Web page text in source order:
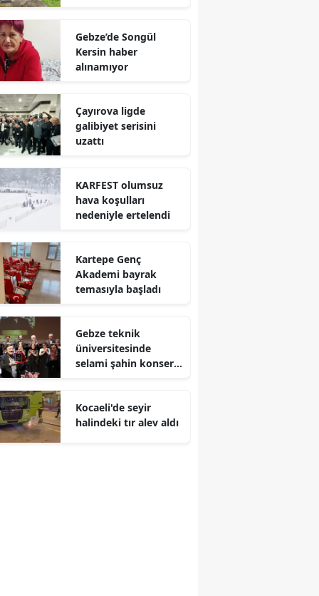
İzmir
Kars
Kayseri
Kırşehir
Kocaeli
Kütahya
Malatya
Manisa
Kahramanmaraş
Muğla
Gebze’de Songül
Kersin haber
alınamıyor
Çayırova ligde
galibiyet serisini
uzattı
KARFEST olumsuz
hava koşulları
nedeniyle ertelendi
Kartepe Genç
Akademi bayrak
temasıyla başladı
Gebze teknik
üniversitesinde
selami şahin konseri
Kocaeli'de seyir
halindeki tır alev aldı